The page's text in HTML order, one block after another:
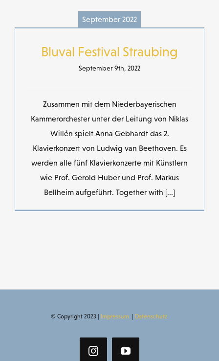
September 2022
Bluval Festival Straubing
September 9th, 2022
Zusammen mit dem Niederbayerischen
Kammerorchester unter der Leitung von Niklas
Willén spielt Anna Gebhardt das 2.
Klavierkonzert von Ludwig van Beethoven. Es
werden alle fünf Klavierkonzerte mit Künstlern
wie Prof. Gerold Huber und Prof. Markus
Bellheim aufgeführt. Together with [...]
© Copyright 2023 | Impressum | Datenschutz